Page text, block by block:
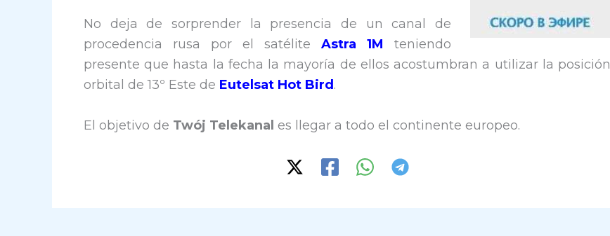
No deja de sorprender la presencia de un canal de
procedencia rusa por el satélite Astra 1M teniendo
presente que hasta la fecha la mayoría de ellos acostumbran a utilizar la posición
orbital de 13º Este de Eutelsat Hot Bird .
El objetivo de Twój Telekanal es llegar a todo el continente europeo.